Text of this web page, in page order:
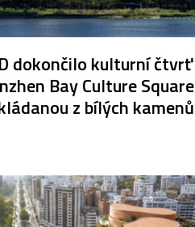
dokončilo kulturní čtvrť
Bay Culture Square
z bílých kamenů